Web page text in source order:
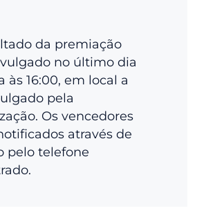
da premiação
no último dia
às 16:00, em local a
pela
Os vencedores
através de
pelo telefone